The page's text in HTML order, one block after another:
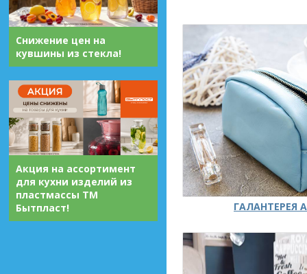
Снижение цен на
кувшины из стекла!
Акция на ассортимент
для кухни изделий из
пластмассы ТМ
Бытпласт!
ГАЛАНТЕРЕЯ